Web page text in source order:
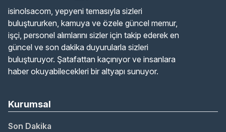
isinolsacom, yepyeni temasıyla sizleri
buluştururken, kamuya ve özele güncel memur,
işçi, personel alımlarını sizler için takip ederek en
güncel ve son dakika duyurularla sizleri
buluşturuyor. Şatafattan kaçınıyor ve insanlara
haber okuyabilecekleri bir altyapı sunuyor.
Kurumsal
Son Dakika